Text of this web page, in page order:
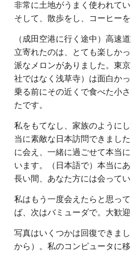
非常に土地がうまく使われてい
そして、散歩をし、コーヒーを
（成田空港に行く途中）高速
立寄れたのは、とても楽しか
派なメロンがありました。東
社ではなく浅草寺）は面白か
乗る前にその近くで食べた小
たです。
私をもてなし、家族のように
当に素敵な日本訪問できまし
に会え、一緒に過ごせて本当
います。（日本語で）本当に
長い間、あなた方には会ってい
私はもう一度会えたらと思っ
ば、次はバミューダで。大歓迎
写真はいくつかは回復できま
から）。私のコンピュータに